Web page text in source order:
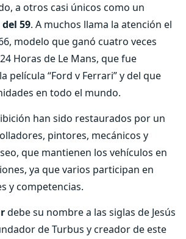
a otros casi únicos como un
59. A muchos llama la atención el
modelo que ganó cuatro veces
Horas de Le Mans, que fue
película “Ford v Ferrari” y del que
en todo el mundo.
han sido restaurados por un
pintores, mecánicos y
que mantienen los vehículos en
ya que varios participan en
y competencias.
debe su nombre a las siglas de Jesús
de Turbus y creador de este